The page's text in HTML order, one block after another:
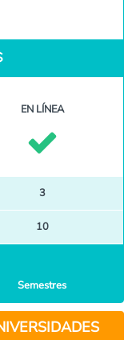
EN LÍNEA
3
10
Semestres